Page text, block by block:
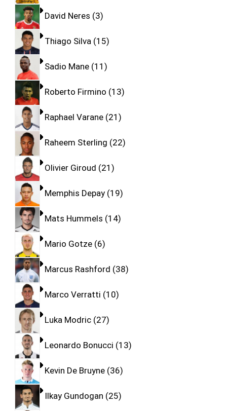
David Neres 3
Thiago Silva 15
Sadio Mane 11
Roberto Firmino 13
Raphael Varane 21
Raheem Sterling 22
Olivier Giroud 21
Memphis Depay 19
Mats Hummels 14
Mario Gotze 6
Marcus Rashford 38
Marco Verratti 10
Luka Modric 27
Leonardo Bonucci 13
Kevin De Bruyne 36
Ilkay Gundogan 25